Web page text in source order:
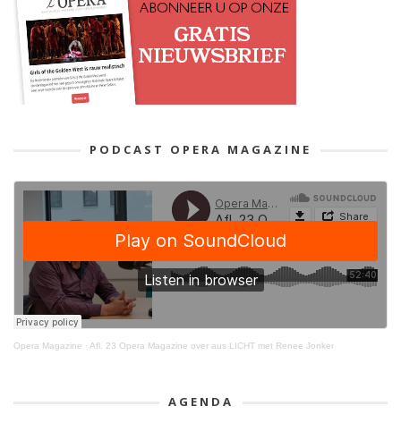
PODCAST OPERA MAGAZINE
Opera Magazine · Afl. 23 Opera Magazine over aus LICHT met Renee Jonker
AGENDA